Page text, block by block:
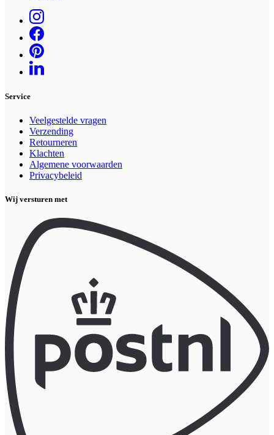
Service
Veelgestelde vragen
Verzending
Retourneren
Klachten
Algemene voorwaarden
Privacybeleid
Wij versturen met